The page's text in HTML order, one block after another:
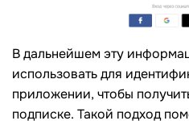
В дальнейшем эту
использовать для
приложении, чтобы
подписке. Такой подход